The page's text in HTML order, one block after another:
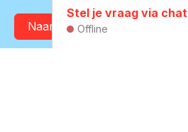
Naar contactpagina
Stel je vraag via chat
Offline